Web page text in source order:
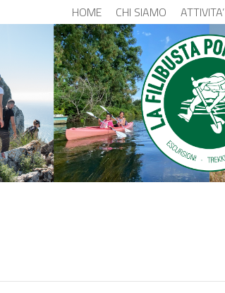
HOME CHI SIAMO ATTIVITA’